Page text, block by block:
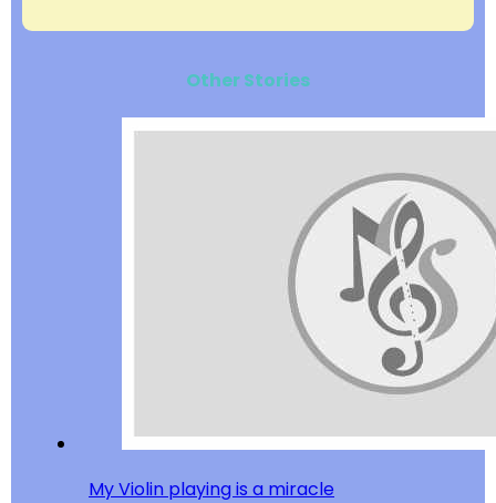
Other Stories
My Violin playing is a miracle